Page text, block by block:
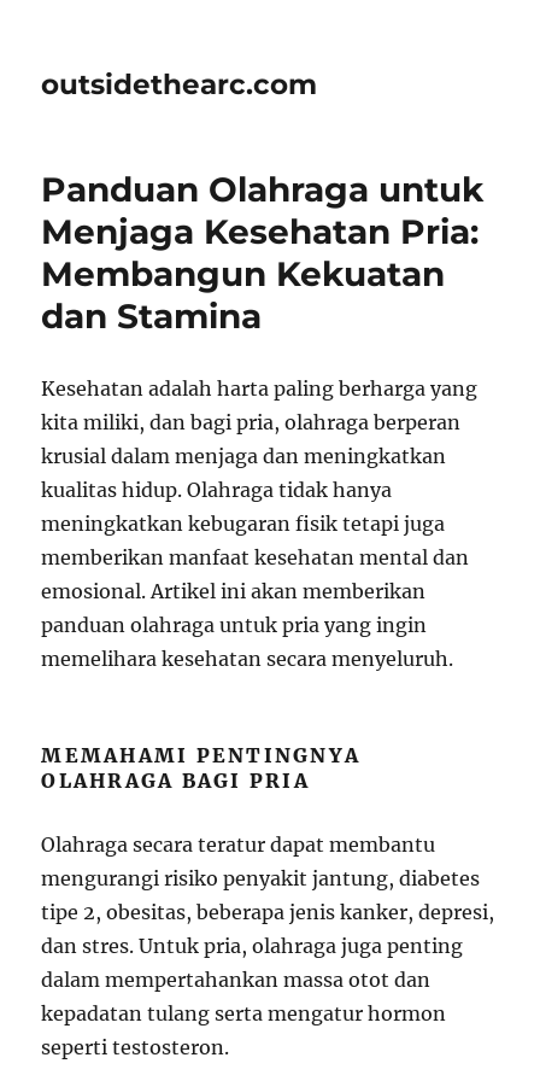
outsidethearc.com
Panduan Olahraga untuk
Menjaga Kesehatan Pria:
Membangun Kekuatan
dan Stamina
Kesehatan adalah harta paling berharga yang
kita miliki, dan bagi pria, olahraga berperan
krusial dalam menjaga dan meningkatkan
kualitas hidup. Olahraga tidak hanya
meningkatkan kebugaran fisik tetapi juga
memberikan manfaat kesehatan mental dan
emosional. Artikel ini akan memberikan
panduan olahraga untuk pria yang ingin
memelihara kesehatan secara menyeluruh.
MEMAHAMI PENTINGNYA
OLAHRAGA BAGI PRIA
Olahraga secara teratur dapat membantu
mengurangi risiko penyakit jantung, diabetes
tipe 2, obesitas, beberapa jenis kanker, depresi,
dan stres. Untuk pria, olahraga juga penting
dalam mempertahankan massa otot dan
kepadatan tulang serta mengatur hormon
seperti testosteron.